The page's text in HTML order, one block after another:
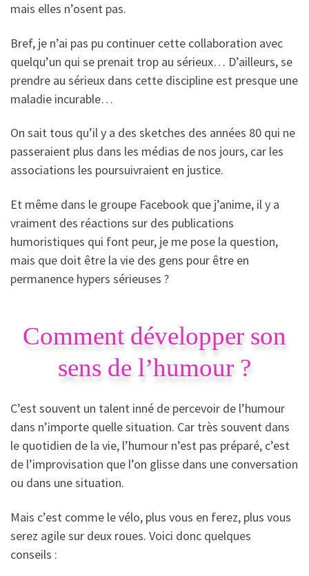
mais elles n’osent pas.
Bref, je n’ai pas pu continuer cette collaboration avec
quelqu’un qui se prenait trop au sérieux… D’ailleurs, se
prendre au sérieux dans cette discipline est presque une
maladie incurable…
On sait tous qu’il y a des sketches des années 80 qui ne
passeraient plus dans les médias de nos jours, car les
associations les poursuivraient en justice.
Et même dans le groupe Facebook que j’anime, il y a
vraiment des réactions sur des publications
humoristiques qui font peur, je me pose la question,
mais que doit être la vie des gens pour être en
permanence hypers sérieuses ?
Comment développer son
sens de l’humour ?
C’est souvent un talent inné de percevoir de l’humour
dans n’importe quelle situation. Car très souvent dans
le quotidien de la vie, l’humour n’est pas préparé, c’est
de l’improvisation que l’on glisse dans une conversation
ou dans une situation.
Mais c’est comme le vélo, plus vous en ferez, plus vous
serez agile sur deux roues. Voici donc quelques
conseils :